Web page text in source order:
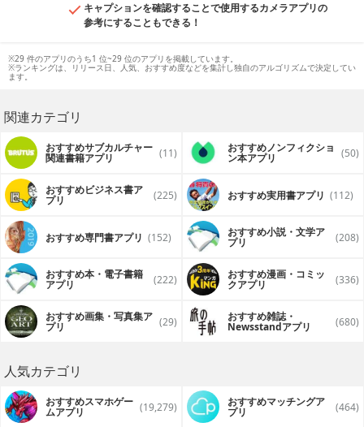
キャプションを確認することで使用するカメラアプリの
参考にすることもできる！
※29 件のアプリのうち1 位~29 位のアプリを掲載しています。
※ランキングは、リリース日、人気、おすすめ度などを集計し独自のアルゴリズムで決定してい
ます。
関連カテゴリ
おすすめサブカルチャー
関連書籍アプリ (11) おすすめノンフィクショ
ン本アプリ (50)
おすすめビジネス書ア
プリ (225) おすすめ実用書アプリ (112)
おすすめ専門書アプリ (152) おすすめ小説・文学ア
プリ (208)
おすすめ本・電子書籍
アプリ (222) おすすめ漫画・コミッ
クアプリ (336)
おすすめ画集・写真集ア
プリ (29) おすすめ雑誌・
Newsstandアプリ (680)
人気カテゴリ
おすすめスマホゲー
ムアプリ (19,279) おすすめマッチングア
プリ (464)